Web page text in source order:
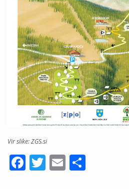
Vir slike:ZGS.si
Facebook
Twitter
Email